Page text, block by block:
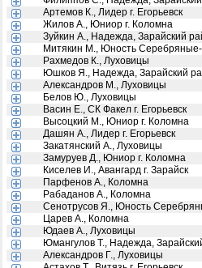
Артемов К., Лидер г. Егорьевск
Жилов А., Юниор г. Коломна
Зуйкин А., Надежда, Зарайский
Митякин М., Юность
Рахмедов К., Луховицы
Юшков Я., Надежда, Зарайский
Александров М., Луховицы
Белов Ю., Луховицы
Васин Е., СК Факел г. Егорьевск
Высоцкий М., Юниор г. Коломна
Дашян А., Лидер г. Егорьевск
Закатянский А., Луховицы
Замуруев Д., Юниор г. Коломна
Киселев И., Авангард г. Зарайск
Парфенов А., Коломна
Рабаданов А., Коломна
Сенотрусов Я., Юность
Царев А., Коломна
Юдаев А., Луховицы
Юмангулов Т., Надежда,
Александров Г., Луховицы